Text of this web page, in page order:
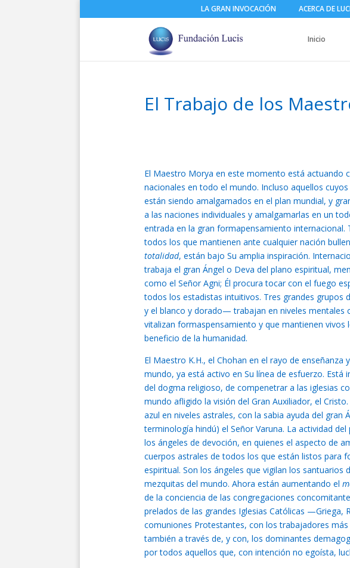
LA GRAN INVOCACIÓN ACERCA DE
Inicio
El Trabajo de los
El Maestro Morya en este momento está actuando
nacionales en todo el mundo. Incluso aquellos
están siendo amalgamados en el plan mundial, y
a las naciones individuales y amalgamarlas en un
entrada en la gran formapensamiento
todos los que mantienen ante cualquier nación
totalidad, están bajo Su amplia inspiración.
trabaja el gran Ángel o Deva del plano espiritual,
como el Señor Agni; Él procura tocar con el fuego
todos los estadistas intuitivos. Tres grandes
y el blanco y dorado— trabajan en niveles mentales
vitalizan formaspensamiento y que mantienen vivos
beneficio de la humanidad.
El Maestro K.H., el Chohan en el rayo de
mundo, ya está activo en Su línea de esfuerzo.
del dogma religioso, de compenetrar a las iglesias
mundo afligido la visión del Gran Auxiliador, el
azul en niveles astrales, con la sabia ayuda del gran
terminología hindú) el Señor Varuna. La actividad
los ángeles de devoción, en quienes el aspecto de
cuerpos astrales de todos los que están listos para
espiritual. Son los ángeles que vigilan los
mezquitas del mundo. Ahora están aumentando el
de la conciencia de las congregaciones
prelados de las grandes Iglesias Católicas —Griega,
comuniones Protestantes, con los trabajadores
también a través de, y con, los dominantes
por todos aquellos que, con intención no egoísta,